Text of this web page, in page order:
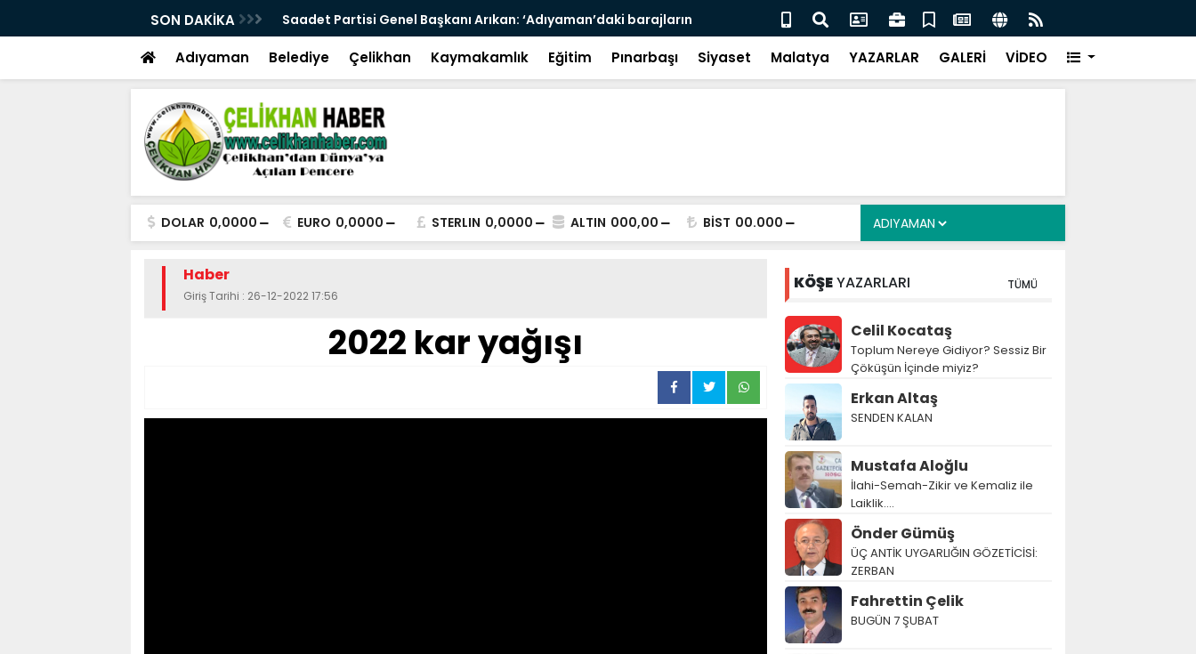
SON DAKİKA
diplomatik temaslarda bulundu
Saadet Partisi Genel Başkanı Arıkan: ‘Adıyaman’daki barajların
takipçisi olacağız’ - Videolu Haber
Adıyaman’da evde yılan paniği - Videolu Haber
Adıyaman Belediye Çelikhan Kaymakamlık Eğitim Pınarbaşı Siyaset Malatya YAZARLAR GALERİ VİDEO
DOLAR 0,0000 EURO 0,0000 STERLIN 0,0000 ALTIN 000,00 BİST 00.000
Haber
Giriş Tarihi : 26-12-2022 17:56
2022 kar yağışı
KÖŞEYAZARLARI TÜMÜ
Celil Kocataş
Toplum Nereye Gidiyor? Sessiz Bir
Çöküşün İçinde miyiz?
Erkan Altaş
SENDEN KALAN
Mustafa Aloğlu
İlahi-Semah-Zikir ve Kemaliz ile
Laiklik….
Önder Gümüş
ÜÇ ANTİK UYGARLIĞIN GÖZETİCİSİ:
ZERBAN
Fahrettin Çelik
BUGÜN 7 ŞUBAT